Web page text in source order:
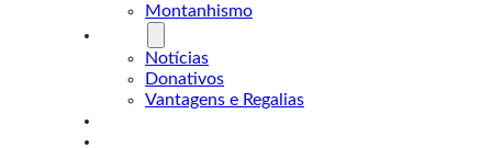
Montanhismo
Notícias
Donativos
Vantagens e Regalias